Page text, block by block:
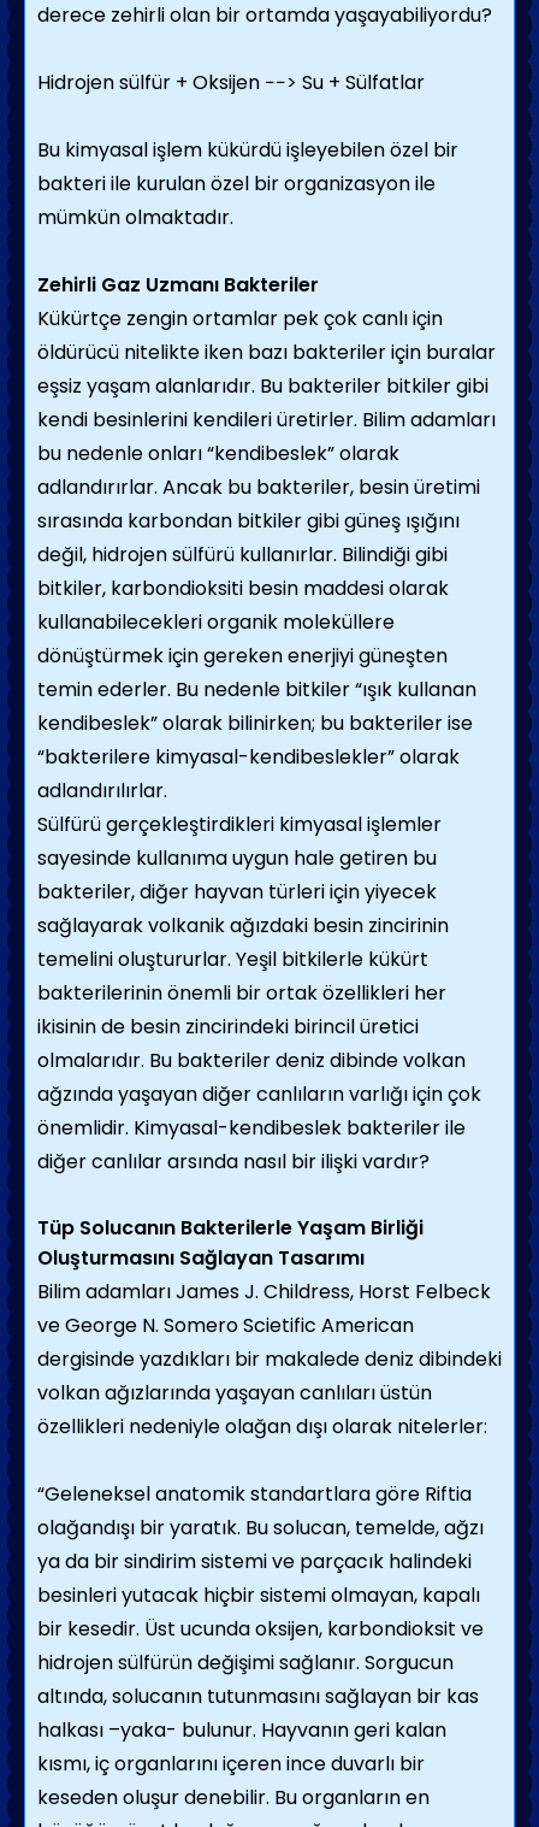
derece zehirli olan bir ortamda yaşayabiliyordu?
Hidrojen sülfür + Oksijen −−> Su + Sülfatlar
Bu kimyasal işlem kükürdü işleyebilen özel bir
bakteri ile kurulan özel bir organizasyon ile
mümkün olmaktadır.
Zehirli Gaz Uzmanı Bakteriler
Kükürtçe zengin ortamlar pek çok canlı için
öldürücü nitelikte iken bazı bakteriler için buralar
eşsiz yaşam alanlarıdır. Bu bakteriler bitkiler gibi
kendi besinlerini kendileri üretirler. Bilim adamları
bu nedenle onları “kendibeslek” olarak
adlandırırlar. Ancak bu bakteriler, besin üretimi
sırasında karbondan bitkiler gibi güneş ışığını
değil, hidrojen sülfürü kullanırlar. Bilindiği gibi
bitkiler, karbondioksiti besin maddesi olarak
kullanabilecekleri organik moleküllere
dönüştürmek için gereken enerjiyi güneşten
temin ederler. Bu nedenle bitkiler “ışık kullanan
kendibeslek” olarak bilinirken; bu bakteriler ise
“bakterilere kimyasal-kendibeslekler” olarak
adlandırılırlar.
Sülfürü gerçekleştirdikleri kimyasal işlemler
sayesinde kullanıma uygun hale getiren bu
bakteriler, diğer hayvan türleri için yiyecek
sağlayarak volkanik ağızdaki besin zincirinin
temelini oluştururlar. Yeşil bitkilerle kükürt
bakterilerinin önemli bir ortak özellikleri her
ikisinin de besin zincirindeki birincil üretici
olmalarıdır. Bu bakteriler deniz dibinde volkan
ağzında yaşayan diğer canlıların varlığı için çok
önemlidir. Kimyasal-kendibeslek bakteriler ile
diğer canlılar arsında nasıl bir ilişki vardır?
Tüp Solucanın Bakterilerle Yaşam Birliği
Oluşturmasını Sağlayan Tasarımı
Bilim adamları James J. Childress, Horst Felbeck
ve George N. Somero Scietific American
dergisinde yazdıkları bir makalede deniz dibindeki
volkan ağızlarında yaşayan canlıları üstün
özellikleri nedeniyle olağan dışı olarak nitelerler:
“Geleneksel anatomik standartlara göre Riftia
olağandışı bir yaratık. Bu solucan, temelde, ağzı
ya da bir sindirim sistemi ve parçacık halindeki
besinleri yutacak hiçbir sistemi olmayan, kapalı
bir kesedir. Üst ucunda oksijen, karbondioksit ve
hidrojen sülfürün değişimi sağlanır. Sorgucun
altında, solucanın tutunmasını sağlayan bir kas
halkası –yaka- bulunur. Hayvanın geri kalan
kısmı, iç organlarını içeren ince duvarlı bir
keseden oluşur denebilir. Bu organların en